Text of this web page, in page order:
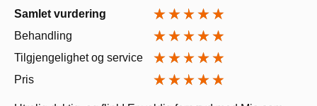
Samlet vurdering
Behandling
Tilgjengelighet og service
Pris